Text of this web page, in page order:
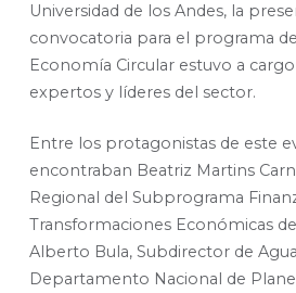
Universidad de los Andes, la
convocatoria para el programa
Economía Circular estuvo a
expertos y líderes del sector.
Entre los protagonistas de este
encontraban Beatriz Martins
Regional del Subprograma
Transformaciones Económicas
Alberto Bula, Subdirector de
Departamento Nacional de